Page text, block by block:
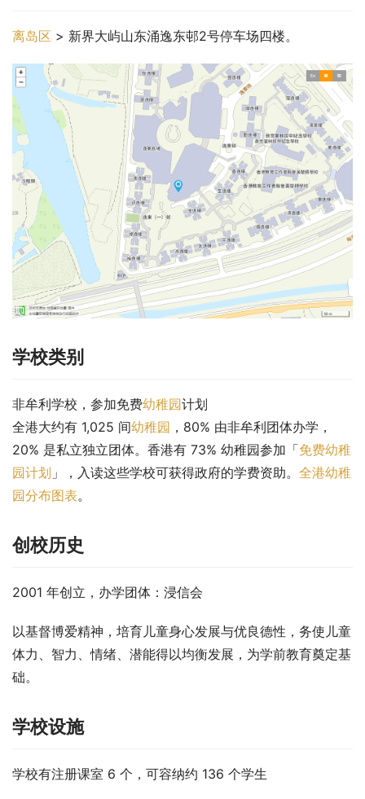
离岛区 > 新界大屿山东涌逸东邨2号停车场四楼。
学校类别
非牟利学校，参加免费幼稚园计划
全港大约有 1,025 间幼稚园 ，80% 由非牟利团体办学，
20% 是私立独立团体。香港有 73% 幼稚园参加「免费幼稚
园计划 」，入读这些学校可获得政府的学费资助。 全港幼稚
园分布图表。
创校历史
2001 年创立，办学团体：浸信会
以基督博爱精神，培育儿童身心发展与优良德性，务使儿童
体力、智力、情绪、潜能得以均衡发展，为学前教育奠定基
础。
学校设施
学校有注册课室 6 个，可容纳约 136 个学生